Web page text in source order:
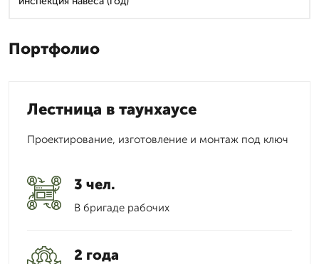
Портфолио
Лестница в таунхаусе
Проектирование, изготовление и монтаж под ключ
3 чел.
В бригаде рабочих
2 года